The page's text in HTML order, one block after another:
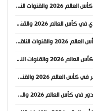
موعد مباراة إيران ونيوزيلندا في كأس العالم 2026 والقنوات الناقلة
موعد مباراة السعودية وأوروغواي في كأس العالم 2026 والقنوات الناقلة
موعد مباراة بلجيكا ومصر في كأس العالم 2026 والقنوات الناقلة
موعد مباراة السويد وتونس في كأس العالم 2026 والقنوات الناقلة
موعد مباراة إسبانيا والرأس الأخضر في كأس العالم 2026 والقنوات الناقلة
موعد مباراة ساحل العاج والإكوادور في كأس العالم 2026 والقنوات الناقلة